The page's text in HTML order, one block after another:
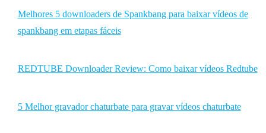
Melhores 5 downloaders de Spankbang para baixar vídeos de
spankbang em etapas fáceis
REDTUBE Downloader Review: Como baixar vídeos Redtube
5 Melhor gravador chaturbate para gravar vídeos chaturbate